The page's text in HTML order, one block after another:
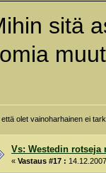
sitä
että olet vainoharhainen ei
Vs: Westedin rotseja
«Vastaus #17 :